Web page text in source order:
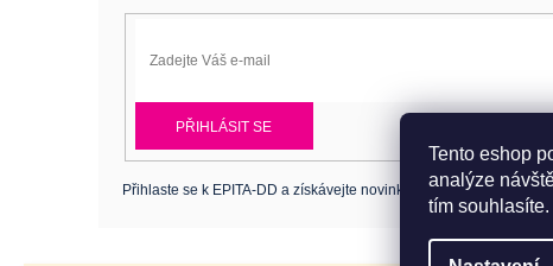
Tento eshop
analýze
tím souhlasíte.
PŘIHLÁSIT SE
Přihlaste se k EPITA-DD a získávejte novinky jako první.